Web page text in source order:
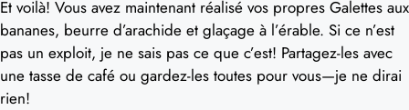
Et voilà! Vous avez maintenant réalisé vos propres Galettes aux
bananes, beurre d’arachide et glaçage à l’érable. Si ce n’est
pas un exploit, je ne sais pas ce que c’est! Partagez-les avec
une tasse de café ou gardez-les toutes pour vous—je ne dirai
rien!